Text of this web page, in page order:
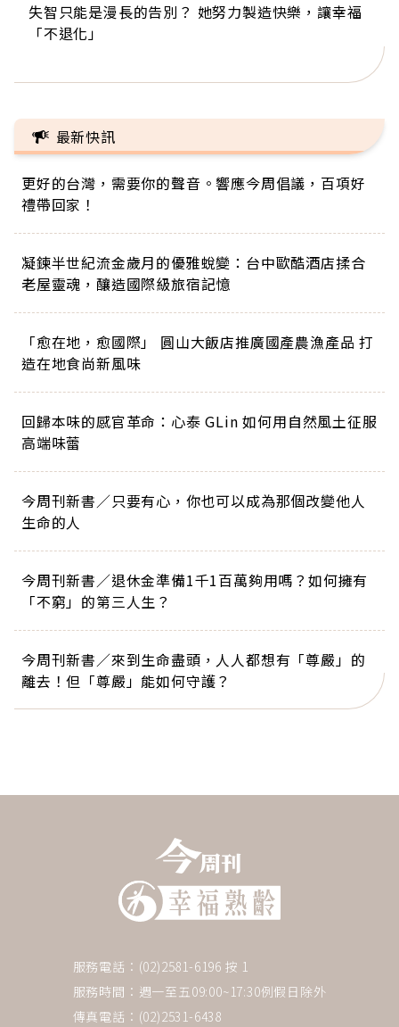
失智只能是漫長的告別？ 她努力製造快樂，讓幸福
「不退化」
來自剛果的巧克力神父 為台灣奉獻36年 「台灣是我
的家，我連作夢都講台語！」
63歲卸矽谷副總、搬回台灣找快樂！「蛋黃哥小
丑」走進安養院，逗樂上萬爺奶：退休後才開始真
104歲打破金氏世界紀錄 成為全球最年長羽球選
手，分享長壽的秘密原來是「這個」
事業巔峰他選擇追夢…黑手阿伯拉小提琴還登上小
巨蛋！連CNN都大讚！
最新快訊
更好的台灣，需要你的聲音。響應今周倡議，百項好
禮帶回家！
凝鍊半世紀流金歲月的優雅蛻變：台中歐酷酒店揉合
老屋靈魂，釀造國際級旅宿記憶
「愈在地，愈國際」 圓山大飯店推廣國產農漁產品 打
造在地食尚新風味
回歸本味的感官革命：心泰 GLin 如何用自然風土征服
高端味蕾
今周刊新書／只要有心，你也可以成為那個改變他人
生命的人
今周刊新書／退休金準備1千1百萬夠用嗎？如何擁有
「不窮」的第三人生？
今周刊新書／來到生命盡頭，人人都想有「尊嚴」的
離去！但「尊嚴」能如何守護？
服務電話：(02)2581-6196 按 1
服務時間：週一至五09:00~17:30例假日除外
傳真電話：(02)2531-6438